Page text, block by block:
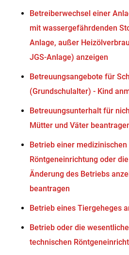
Betreiberwechsel einer
mit wassergefährdenden
Anlage, außer
JGS-Anlage) anzeigen
Betreuungsangebote für
(Grundschulalter) - Kind
Betreuungsunterhalt für
Mütter und Väter
Betrieb einer medizinischen
Röntgeneinrichtung oder
Änderung des Betriebs
beantragen
Betrieb eines Tiergeheges
Betrieb oder die
technischen